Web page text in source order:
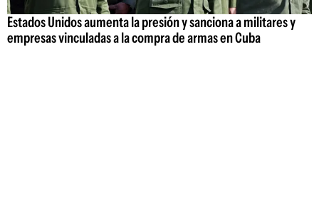
Estados Unidos aumenta la presión y sanciona a militares y
empresas vinculadas a la compra de armas en Cuba